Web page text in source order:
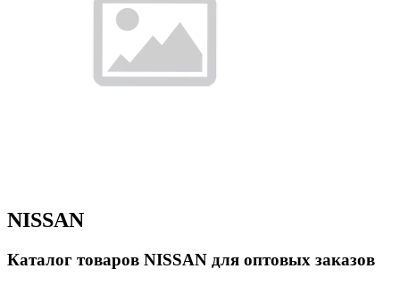
NISSAN
Каталог товаров NISSAN для оптовых заказов